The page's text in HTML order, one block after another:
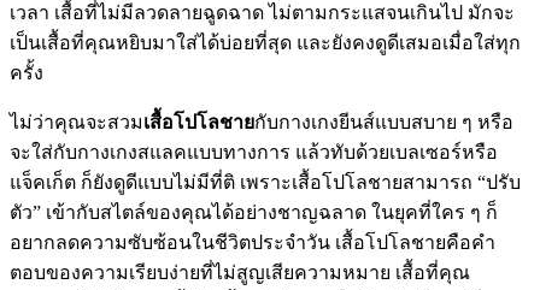
เวลา เสื้อที่ไม่มีลวดลายฉูดฉาด ไม่ตามกระแสจนเกินไป มักจะ
เป็นเสื้อที่คุณหยิบมาใส่ได้บ่อยที่สุด และยังคงดูดีเสมอเมื่อใส่ทุก
ครั้ง
ไม่ว่าคุณจะสวมเสื้อโปโลชายกับกางเกงยีนส์แบบสบาย ๆ หรือ
จะใส่กับกางเกงสแลคแบบทางการ แล้วทับด้วยเบลเซอร์หรือ
แจ็คเก็ต ก็ยังดูดีแบบไม่มีที่ติ เพราะเสื้อโปโลชายสามารถ “ปรับ
ตัว” เข้ากับสไตล์ของคุณได้อย่างชาญฉลาด ในยุคที่ใคร ๆ ก็
อยากลดความซับซ้อนในชีวิตประจำวัน เสื้อโปโลชายคือคำ
ตอบของความเรียบง่ายที่ไม่สูญเสียความหมาย เสื้อที่คุณ